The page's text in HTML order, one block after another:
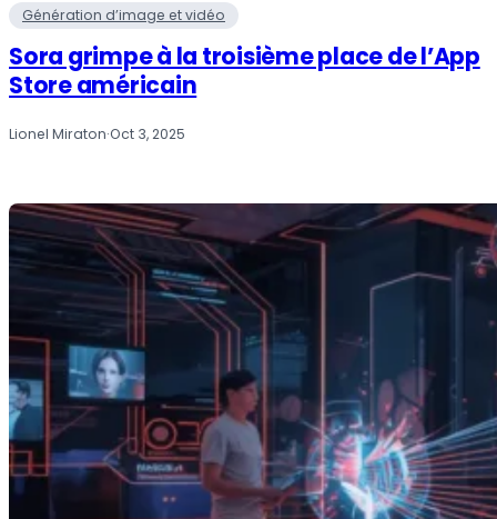
Génération d’image et vidéo
Sora grimpe à la troisième place de l’App
Store américain
Lionel Miraton·Oct 3, 2025